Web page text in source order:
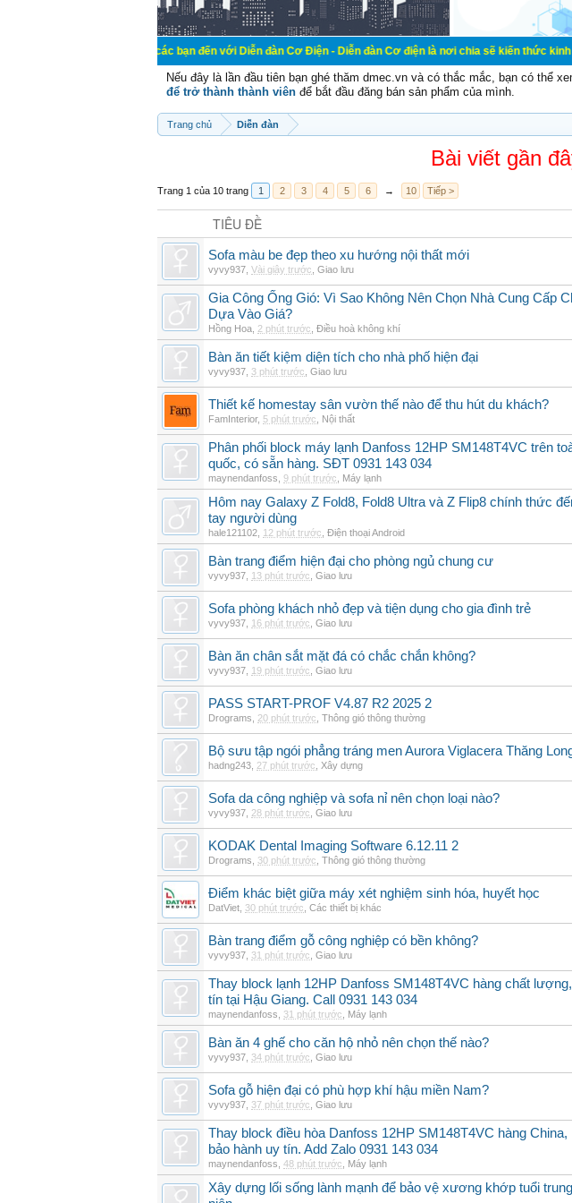
Chào mừng các bạn đến với Diễn đàn Cơ Điện - Diễn đàn Cơ điện là nơi chia sẽ kiến thức kinh nghiệm
Nếu đây là lần đầu tiên bạn ghé thăm dmec.vn và có thắc mắc, bạn có thể
để trở thành thành viên để bắt đầu đăng bán sản phẩm của mình.
Trang chủ Diễn đàn
Bài viết gần
Trang 1 của 10 trang 1 2 3 4 5 6 → 10 Tiếp >
TIÊU ĐỀ
Sofa màu be đẹp theo xu hướng nội thất mới
vyvy937 Vài giây trước Giao lưu
Gia Công Ống Gió: Vì Sao Không Nên Chọn Nhà Cung Cấp
Dựa Vào Giá?
Hồng Hoa 2 phút trước Điều hoà không khí
Bàn ăn tiết kiệm diện tích cho nhà phố hiện đại
vyvy937 3 phút trước Giao lưu
Thiết kế homestay sân vườn thế nào để thu hút du khách?
FamInterior, 5 phút trước Nội thất
Phân phối block máy lạnh Danfoss 12HP SM148T4VC trên
quốc, có sẵn hàng. SĐT 0931 143 034
maynendanfoss 9 phút trước Máy lạnh
Hôm nay Galaxy Z Fold8, Fold8 Ultra và Z Flip8 chính thức
tay người dùng
hale121102 12 phút trước Điện thoại Android
Bàn trang điểm hiện đại cho phòng ngủ chung cư
vyvy937 13 phút trước Giao lưu
Sofa phòng khách nhỏ đẹp và tiện dụng cho gia đình trẻ
vyvy937 16 phút trước Giao lưu
Bàn ăn chân sắt mặt đá có chắc chắn không?
vyvy937 19 phút trước Giao lưu
PASS START-PROF V4.87 R2 2025 2
Drograms 20 phút trước Thông gió thông thường
Bộ sưu tập ngói phẳng tráng men Aurora Viglacera Thăng
hadng243 27 phút trước Xây dựng
Sofa da công nghiệp và sofa nỉ nên chọn loại nào?
vyvy937 28 phút trước Giao lưu
KODAK Dental Imaging Software 6.12.11 2
Drograms 30 phút trước Thông gió thông thường
Điểm khác biệt giữa máy xét nghiệm sinh hóa, huyết học
DatViet 30 phút trước Các thiết bị khác
Bàn trang điểm gỗ công nghiệp có bền không?
vyvy937 31 phút trước Giao lưu
Thay block lạnh 12HP Danfoss SM148T4VC hàng chất
tín tại Hậu Giang. Call 0931 143 034
maynendanfoss 31 phút trước Máy lạnh
Bàn ăn 4 ghế cho căn hộ nhỏ nên chọn thế nào?
vyvy937 34 phút trước Giao lưu
Sofa gỗ hiện đại có phù hợp khí hậu miền Nam?
vyvy937 37 phút trước Giao lưu
Thay block điều hòa Danfoss 12HP SM148T4VC hàng China,
bảo hành uy tín. Add Zalo 0931 143 034
maynendanfoss 48 phút trước Máy lạnh
Xây dựng lối sống lành mạnh để bảo vệ xương khớp tuổi trung